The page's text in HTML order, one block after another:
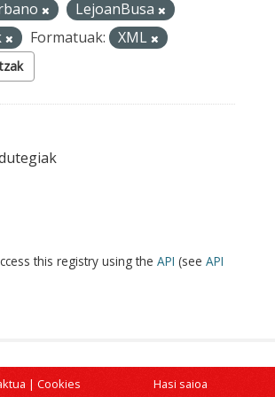
LejoanBusa
Formatuak: XML
this registry using the API (see API
| Cookies Hasi saioa